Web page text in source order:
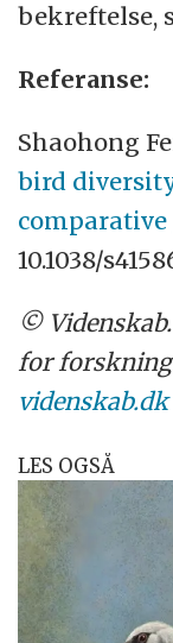
bekreftelse,
Referanse:
Shaohong
bird
10.1038/
©
for
LES OGSÅ